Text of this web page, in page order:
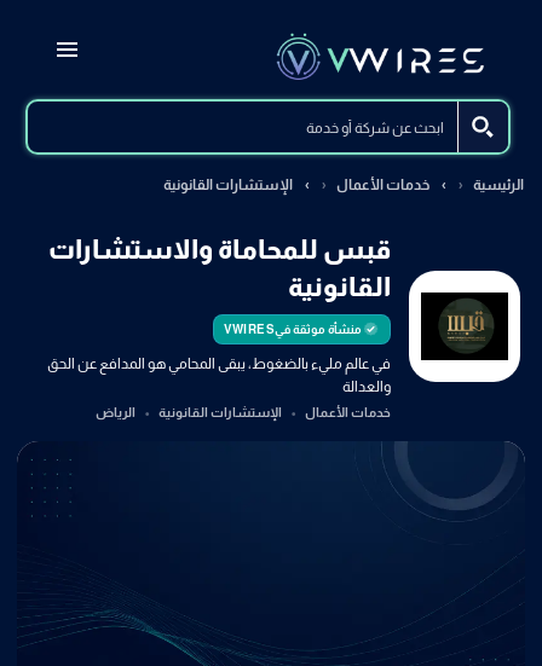
الرئيسية خدمات الأعمال الإستشارات القانونية
قبس للمحاماة والاستشارات
القانونية
منشأة موثقة فيVWIRES
في عالم مليء بالضغوط، يبقى المحامي هو المدافع عن الحق
والعدالة
خدمات الأعمال الإستشارات القانونية الرياض